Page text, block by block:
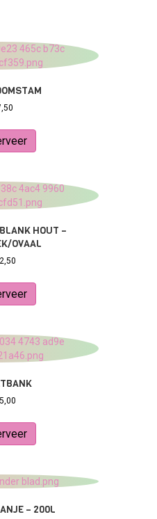
HOUT –
OVAAL
– 200L